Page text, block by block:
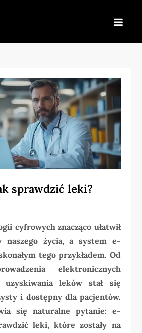
sprawdzić leki?
cyfrowych znacząco ułatwił
naszego życia, a system e-
tego przykładem. Od
elektronicznych
uzyskiwania leków stał się
i dostępny dla pacjentów.
się naturalne pytanie: e-
leki, które zostały na